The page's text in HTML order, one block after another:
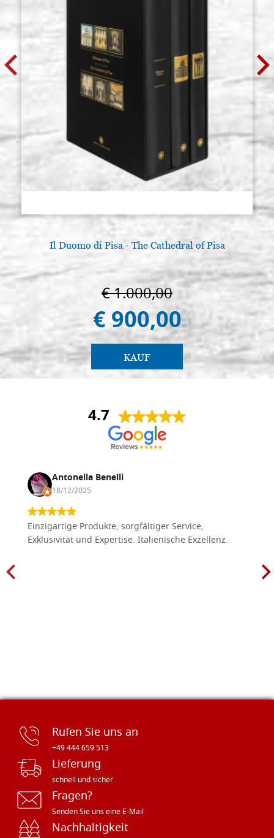
Il Duomo di Pisa - The Cathedral of Pisa
€ 1.000,00
€ 900,00
KAUF
4.7
Antonella Benelli
18/12/2025
Einzigartige Produkte, sorgfältiger Service,
Exklusivität und Expertise. Italienische Exzellenz.
Rufen Sie uns an
+49 444 659 513
Lieferung
schnell und sicher
Fragen?
Senden Sie uns eine E-Mail
Nachhaltigkeit